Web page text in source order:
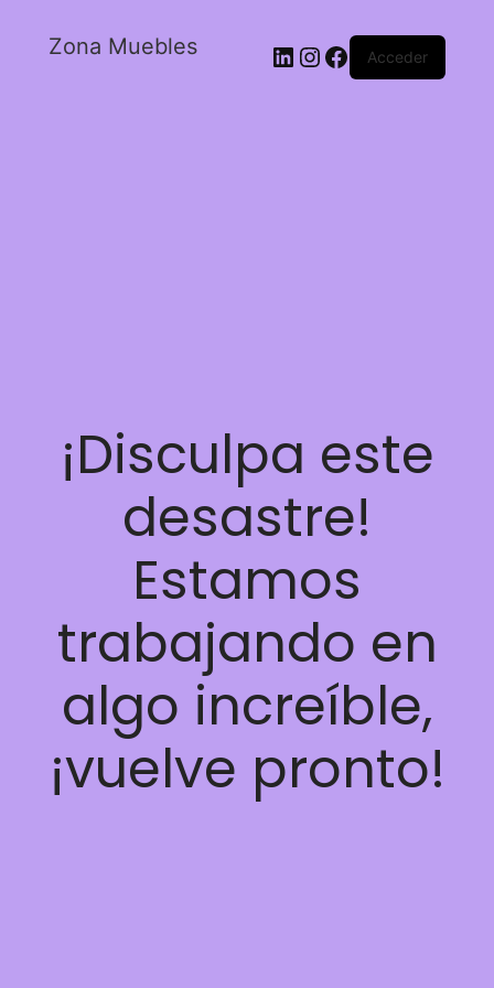
Zona Muebles Acceder
¡Disculpa este
desastre!
Estamos
trabajando en
algo increíble,
¡vuelve pronto!